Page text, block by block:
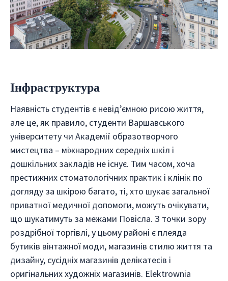
Інфраструктура
Наявність студентів є невід’ємною рисою життя,
але це, як правило, студенти Варшавського
університету чи Академії образотворчого
мистецтва – міжнародних середніх шкіл і
дошкільних закладів не існує. Тим часом, хоча
престижних стоматологічних практик і клінік по
догляду за шкірою багато, ті, хто шукає загальної
приватної медичної допомоги, можуть очікувати,
що шукатимуть за межами Повісла. З точки зору
роздрібної торгівлі, у цьому районі є плеяда
бутиків вінтажної моди, магазинів стилю життя та
дизайну, сусідніх магазинів делікатесів і
оригінальних художніх магазинів. Elektrownia